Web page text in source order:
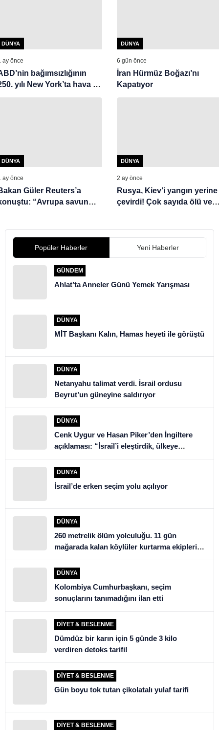
DÜNYA
ay önce
bağımsızlığının
yılı New York’ta hava ve
törenleriyle kutlandı
DÜNYA
6 gün önce
İran Hürmüz Boğazı’nı
Kapatıyor
DÜNYA
ay önce
Güler Reuters’a
“Avrupa savunma
DÜNYA
2 ay önce
Rusya, Kiev’i yangın yerine
çevirdi! Çok sayıda ölü ve
Popüler Haberler Yeni Haberler
GÜNDEM
Ahlat’ta Anneler Günü Yemek Yarışması
DÜNYA
MİT Başkanı Kalın, Hamas heyeti ile görüştü
DÜNYA
Netanyahu talimat verdi. İsrail ordusu
Beyrut’un güneyine saldırıyor
DÜNYA
Cenk Uygur ve Hasan Piker’den İngiltere
açıklaması: “İsrail’i eleştirdik, ülkeye
alınmadık”
DÜNYA
İsrail’de erken seçim yolu açılıyor
DÜNYA
260 metrelik ölüm yolculuğu. 11 gün
mağarada kalan köylüler kurtarma ekiplerini
şoke etti
DÜNYA
Kolombiya Cumhurbaşkanı, seçim
sonuçlarını tanımadığını ilan etti
DIYET & BESLENME
Dümdüz bir karın için 5 günde 3 kilo
verdiren detoks tarifi!
DIYET & BESLENME
Gün boyu tok tutan çikolatalı yulaf tarifi
DIYET & BESLENME